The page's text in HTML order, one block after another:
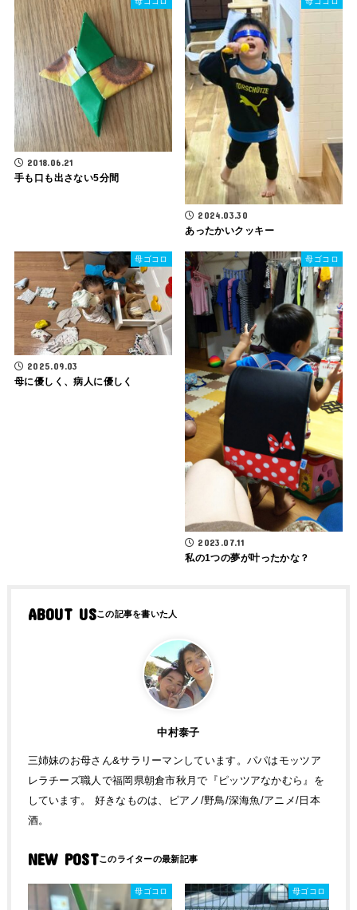
2018.06.21
手も口も出さない5分間
2024.03.30
あったかいクッキー
母ゴコロ
2025.09.03
母に優しく、病人に優しく
母ゴコロ
2023.07.11
私の1つの夢が叶ったかな？
ABOUT US
中村泰子
三姉妹のお母さん&サラリーマンしています。パパはモッツア
レラチーズ職人で福岡県朝倉市秋月で『ピッツアなかむら』を
しています。 好きなものは、ピアノ/野鳥/深海魚/アニメ/日本
酒。
NEW POST
母ゴコロ 母ゴコロ